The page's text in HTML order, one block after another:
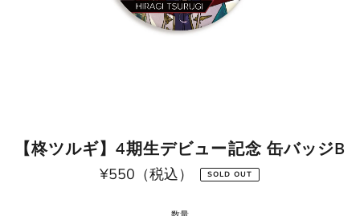
【柊ツルギ】4期生デビュー記念 缶バッジB
通
¥550（税込） SOLD OUT